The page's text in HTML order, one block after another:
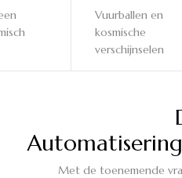
Vuurballen en
kosmische
verschijnselen
Met de toenemende